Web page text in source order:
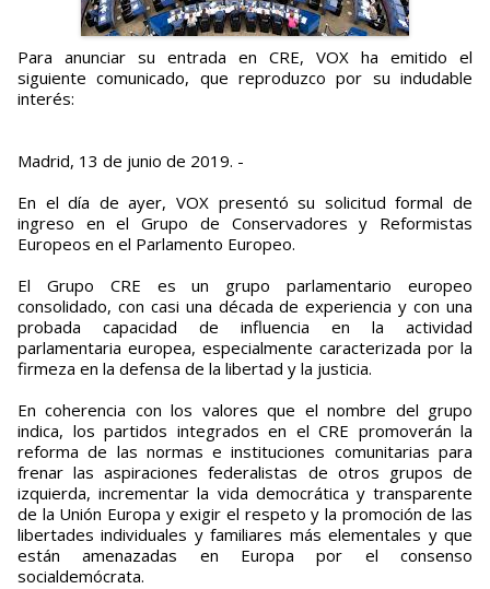
Para anunciar su entrada en CRE, VOX ha emitido el
siguiente comunicado, que reproduzco por su indudable
interés:
Madrid, 13 de junio de 2019. -
En el día de ayer, VOX presentó su solicitud formal de
ingreso en el Grupo de Conservadores y Reformistas
Europeos en el Parlamento Europeo.
El Grupo CRE es un grupo parlamentario europeo
consolidado, con casi una década de experiencia y con una
probada capacidad de influencia en la actividad
parlamentaria europea, especialmente caracterizada por la
firmeza en la defensa de la libertad y la justicia.
En coherencia con los valores que el nombre del grupo
indica, los partidos integrados en el CRE promoverán la
reforma de las normas e instituciones comunitarias para
frenar las aspiraciones federalistas de otros grupos de
izquierda, incrementar la vida democrática y transparente
de la Unión Europa y exigir el respeto y la promoción de las
libertades individuales y familiares más elementales y que
están amenazadas en Europa por el consenso
socialdemócrata.